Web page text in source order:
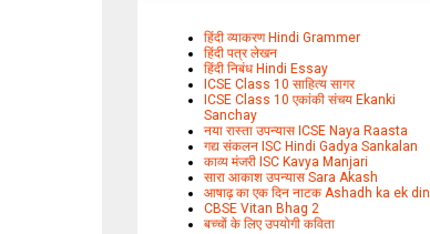
हिंदी व्याकरण Hindi Grammer
हिंदी पत्र लेखन
हिंदी निबंध Hindi Essay
ICSE Class 10 साहित्य सागर
ICSE Class 10 एकांकी संचय Ekanki
Sanchay
नया रास्ता उपन्यास ICSE Naya Raasta
गद्य संकलन ISC Hindi Gadya Sankalan
काव्य मंजरी ISC Kavya Manjari
सारा आकाश उपन्यास Sara Akash
आषाढ़ का एक दिन नाटक Ashadh ka ek din
CBSE Vitan Bhag 2
बच्चों के लिए उपयोगी कविता